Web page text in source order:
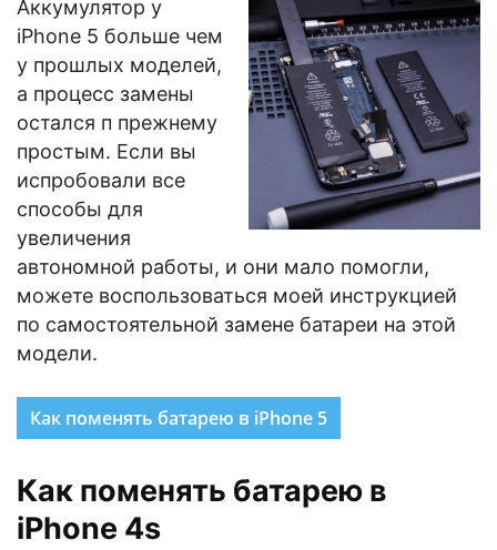
Аккумулятор у
iPhone 5 больше чем
у прошлых моделей,
а процесс замены
остался п прежнему
простым. Если вы
испробовали все
способы для
увеличения
автономной работы, и они мало помогли,
можете воспользоваться моей инструкцией
по самостоятельной замене батареи на этой
модели.
Как поменять батарею в iPhone 5
Как поменять батарею в
iPhone 4s